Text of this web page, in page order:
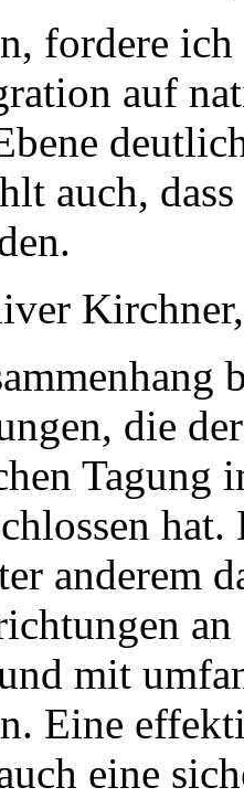
fordere ich
auf
auch,
die
Tagung
hat.
anderem
mit
Eine
eine